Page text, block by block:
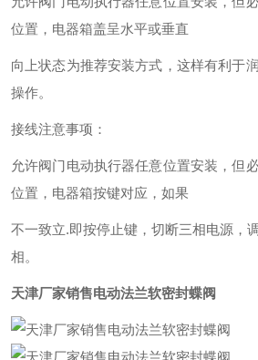
位置，电器箱盖呈水平或垂直
向上状态为推荐安装方式，这样有利于
操作。
接线注意事项：
允许阀门电动执行器任意位置安装，但
位置，电器箱按键对应，如果
不一致立.即按停止键，切断三相电源，
相。
天津厂家销售电动法兰软密封蝶阀